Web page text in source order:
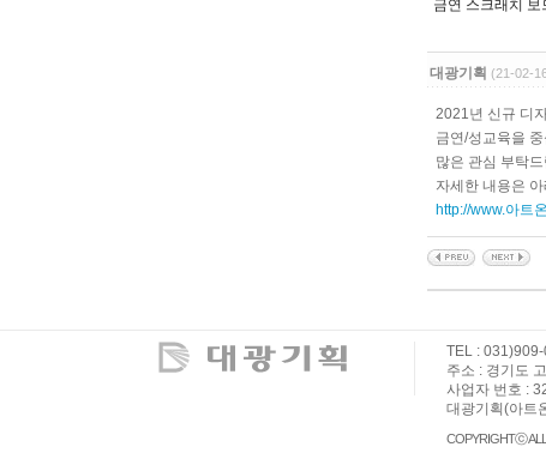
금연 스크래치 보
대광기획 (21-02-
2021년 신규 디
금연/성교육을
많은 관심 부탁
자세한 내용은
http://www.아트
TEL :
주소 : 경기도
사업자 번호 :
대광기획(아트
COPYRIGHTⓒ